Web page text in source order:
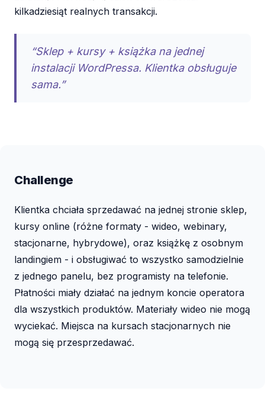
kilkadziesiąt realnych transakcji.
“Sklep + kursy + książka na jednej
instalacji WordPressa. Klientka obsługuje
sama.”
Challenge
Klientka chciała sprzedawać na jednej stronie sklep,
kursy online (różne formaty - wideo, webinary,
stacjonarne, hybrydowe), oraz książkę z osobnym
landingiem - i obsługiwać to wszystko samodzielnie
z jednego panelu, bez programisty na telefonie.
Płatności miały działać na jednym koncie operatora
dla wszystkich produktów. Materiały wideo nie mogą
wyciekać. Miejsca na kursach stacjonarnych nie
mogą się przesprzedawać.